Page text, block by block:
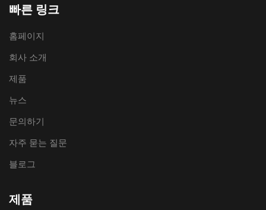
빠른 링크
홈페이지
회사 소개
제품
뉴스
문의하기
자주 묻는 질문
블로그
제품